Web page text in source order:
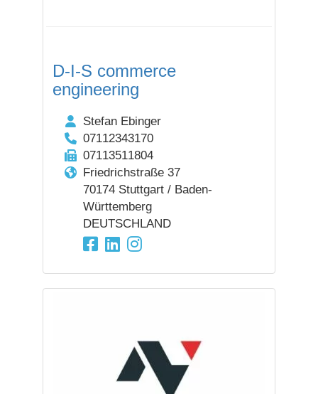
D-I-S commerce
engineering
Stefan Ebinger
07112343170
07113511804
Friedrichstraße 37
70174 Stuttgart / Baden-
Württemberg
DEUTSCHLAND